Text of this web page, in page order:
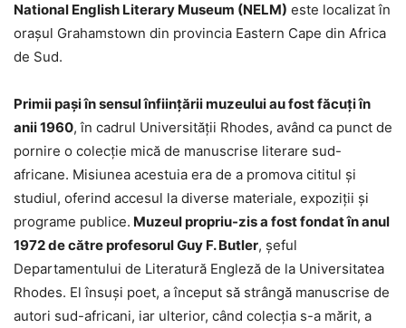
National English Literary Museum (NELM) este localizat în
oraşul Grahamstown din provincia Eastern Cape din Africa
de Sud.
Primii paşi în sensul înfiinţării muzeului au fost făcuţi în
anii 1960, în cadrul Universităţii Rhodes, având ca punct de
pornire o colecţie mică de manuscrise literare sud-
africane. Misiunea acestuia era de a promova cititul şi
studiul, oferind accesul la diverse materiale, expoziţii şi
programe publice. Muzeul propriu-zis a fost fondat în anul
1972 de către profesorul Guy F. Butler, şeful
Departamentului de Literatură Engleză de la Universitatea
Rhodes. El însuşi poet, a început să strângă manuscrise de
autori sud-africani, iar ulterior, când colecţia s-a mărit, a